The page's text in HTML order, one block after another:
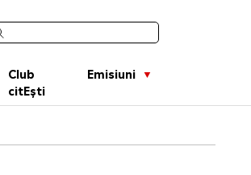
Club
citEști
Emisiuni